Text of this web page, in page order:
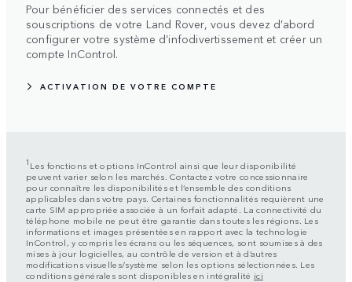
Pour bénéficier des services connectés et des
souscriptions de votre Land Rover, vous devez d’abord
configurer votre système d’infodivertissement et créer un
compte InControl.
ACTIVATION DE VOTRE COMPTE
1 Les fonctions et options InControl ainsi que leur disponibilité
peuvent varier selon les marchés. Contactez votre concessionnaire
pour connaître les disponibilités et l’ensemble des conditions
applicables dans votre pays. Certaines fonctionnalités requièrent une
carte SIM appropriée associée à un forfait adapté. La connectivité du
téléphone mobile ne peut être garantie dans toutes les régions. Les
informations et images présentées en rapport avec la technologie
InControl, y compris les écrans ou les séquences, sont soumises à des
mises à jour logicielles, au contrôle de version et à d’autres
modifications visuelles/système selon les options sélectionnées. Les
conditions générales sont disponibles en intégralité ici